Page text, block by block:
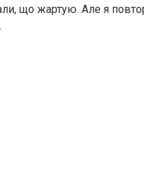
що жартую. Але я